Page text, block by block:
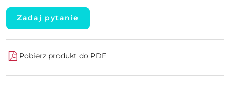
Zadaj pytanie
Pobierz produkt do PDF